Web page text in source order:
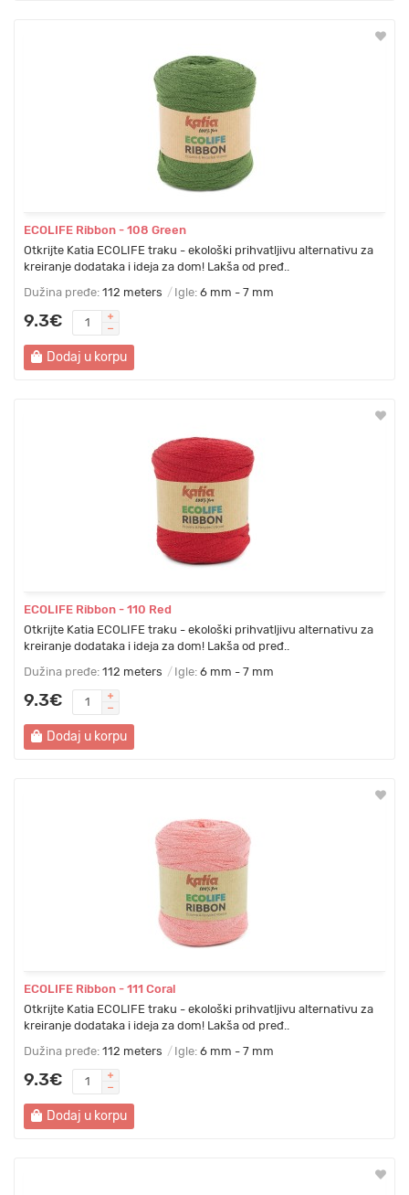
ECOLIFE Ribbon - 108 Green
Otkrijte Katia ECOLIFE traku - ekološki prihvatljivu alternativu za
kreiranje dodataka i ideja za dom! Lakša od pređ..
Dužina pređe: 112 meters Igle: 6 mm - 7 mm
9.3€
Dodaj u korpu
ECOLIFE Ribbon - 110 Red
Otkrijte Katia ECOLIFE traku - ekološki prihvatljivu alternativu za
kreiranje dodataka i ideja za dom! Lakša od pređ..
Dužina pređe: 112 meters Igle: 6 mm - 7 mm
9.3€
Dodaj u korpu
ECOLIFE Ribbon - 111 Coral
Otkrijte Katia ECOLIFE traku - ekološki prihvatljivu alternativu za
kreiranje dodataka i ideja za dom! Lakša od pređ..
Dužina pređe: 112 meters Igle: 6 mm - 7 mm
9.3€
Dodaj u korpu